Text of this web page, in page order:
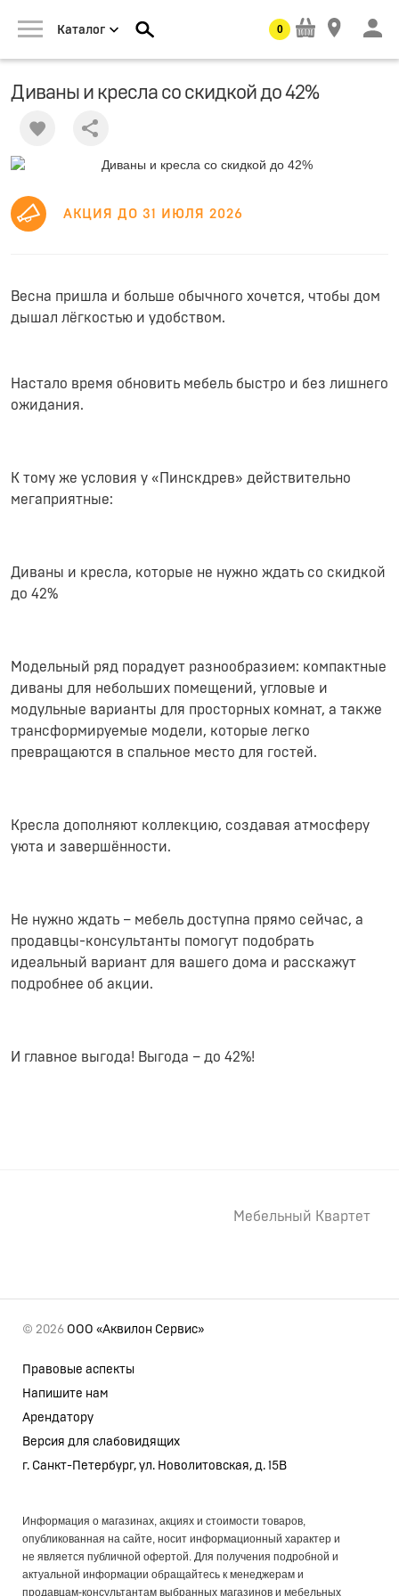
Каталог 0
Диваны и кресла со скидкой до 42%
Share
АКЦИЯ ДО 31 ИЮЛЯ 2026
Весна пришла и больше обычного хочется, чтобы дом
дышал лёгкостью и удобством.
Настало время обновить мебель быстро и без лишнего
ожидания.
К тому же условия у «Пинскдрев» действительно
мегаприятные:
Диваны и кресла, которые не нужно ждать со скидкой
до 42%
Модельный ряд порадует разнообразием: компактные
диваны для небольших помещений, угловые и
модульные варианты для просторных комнат, а также
трансформируемые модели, которые легко
превращаются в спальное место для гостей.
Кресла дополняют коллекцию, создавая атмосферу
уюта и завершённости.
Не нужно ждать – мебель доступна прямо сейчас, а
продавцы-консультанты помогут подобрать
идеальный вариант для вашего дома и расскажут
подробнее об акции.
И главное выгода! Выгода – до 42%!
Мебельный Квартет
© 2026 ООО «Аквилон Сервис»
Правовые аспекты
Напишите нам
Арендатору
Версия для слабовидящих
г. Санкт-Петербург, ул. Новолитовская, д. 15В
Информация о магазинах, акциях и стоимости товаров,
опубликованная на сайте, носит информационный характер и
не является публичной офертой. Для получения подробной и
актуальной информации обращайтесь к менеджерам и
продавцам-консультантам выбранных магазинов и мебельных